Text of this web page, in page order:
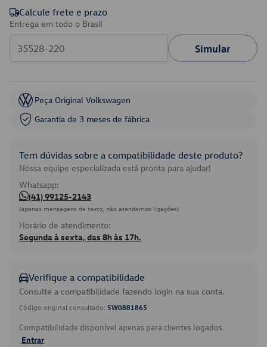
Calcule frete e prazo
Entrega em todo o Brasil
Simular
Peça Original Volkswagen
Garantia de 3 meses de fábrica
Tem dúvidas sobre a compatibilidade deste produto?
Nossa equipe especializada está pronta para ajudar!
Whatsapp:
(41) 99125-2143
(apenas mensagens de texto, não atendemos ligações)
Horário de atendimento:
Segunda à sexta, das 8h às 17h.
Verifique a compatibilidade
Consulte a compatibilidade fazendo login na sua conta.
Código original consultado: 5W0881865
Compatibilidade disponível apenas para clientes logados.
Entrar